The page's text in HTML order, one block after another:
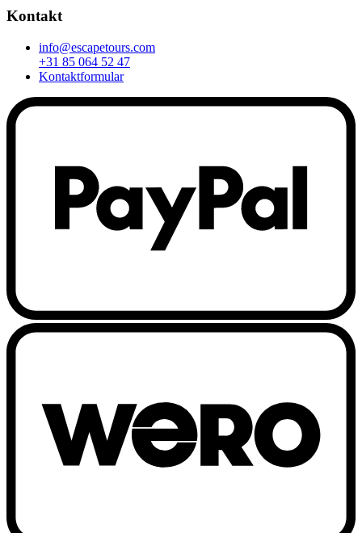
Kontakt
info@escapetours.com
+31 85 064 52 47
Kontaktformular